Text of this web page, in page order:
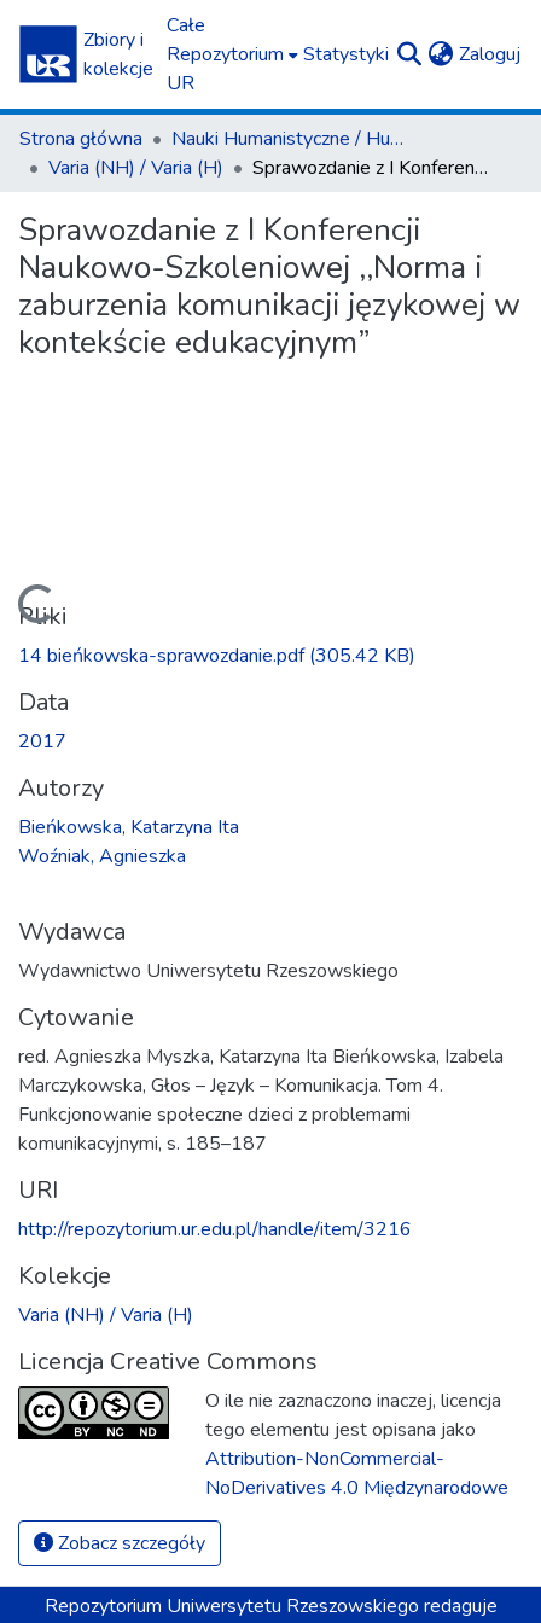
Zbiory i
kolekcje
Całe
Repozytorium
UR
Statystyki Zaloguj
Strona główna
Nauki Humanistyczne / Humanities
Varia (NH) / Varia (H)
Sprawozdanie z I Konferencji Naukowo-Szkoleniowej ,,Norma i zaburzenia komunikacji językowej w kontekście edukacyjnym”
Sprawozdanie z I Konferencji
Naukowo-Szkoleniowej ,,Norma i
zaburzenia komunikacji językowej w
kontekście edukacyjnym”
Ładowanie...
Pliki
14 bieńkowska-sprawozdanie.pdf(305.42 KB)
Data
2017
Autorzy
Bieńkowska, Katarzyna Ita
Woźniak, Agnieszka
Wydawca
Wydawnictwo Uniwersytetu Rzeszowskiego
Cytowanie
red. Agnieszka Myszka, Katarzyna Ita Bieńkowska, Izabela
Marczykowska, Głos – Język – Komunikacja. Tom 4.
Funkcjonowanie społeczne dzieci z problemami
komunikacyjnymi, s. 185–187
URI
http://repozytorium.ur.edu.pl/handle/item/3216
Kolekcje
Varia (NH) / Varia (H)
Licencja Creative Commons
O ile nie zaznaczono inaczej, licencja
tego elementu jest opisana jako
Attribution-NonCommercial-
NoDerivatives 4.0 Międzynarodowe
Zobacz szczegóły
Repozytorium Uniwersytetu Rzeszowskiego redaguje